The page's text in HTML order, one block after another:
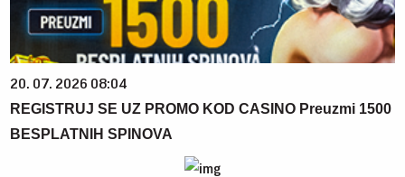
20. 07. 2026 08:04
REGISTRUJ SE UZ PROMO KOD CASINO Preuzmi 1500
BESPLATNIH SPINOVA